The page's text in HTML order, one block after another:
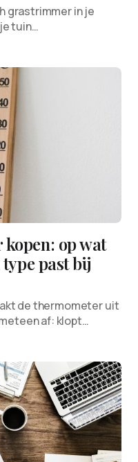
grastrimmer in je
tuin…
op wat
past bij
de thermometer uit
af: klopt…